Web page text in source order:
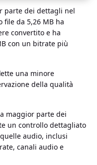
parte dei dettagli nel
file da 5,26 MB ha
convertito e ha
con un bitrate più
una minore
della qualità
maggior parte dei
un controllo dettagliato
audio, inclusi
canali audio e